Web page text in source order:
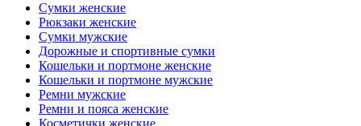
Сумки женские
Рюкзаки женские
Сумки мужские
Дорожные и спортивные сумки
Кошельки и портмоне женские
Кошельки и портмоне мужские
Ремни мужские
Ремни и пояса женские
Косметички женские